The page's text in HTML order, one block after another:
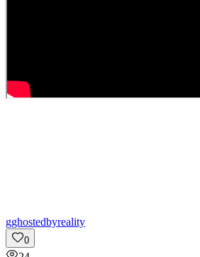
gghostedbyreality
0